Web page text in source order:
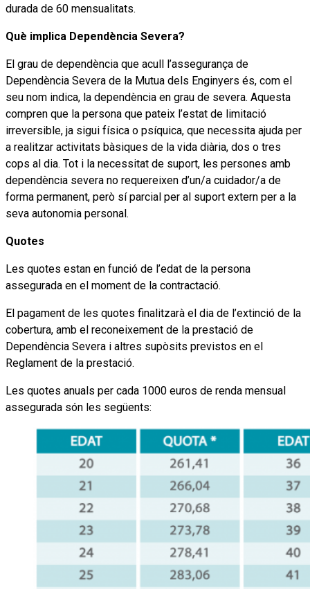
durada de 60 mensualitats.
Què implica Dependència Severa?
El grau de dependència que acull l’assegurança de
Dependència Severa de la Mutua dels Enginyers és, com el
seu nom indica, la dependència en grau de severa. Aquesta
compren que la persona que pateix l’estat de limitació
irreversible, ja sigui física o psíquica, que necessita ajuda per
a realitzar activitats bàsiques de la vida diària, dos o tres
cops al dia. Tot i la necessitat de suport, les persones amb
dependència severa no requereixen d’un/a cuidador/a de
forma permanent, però sí parcial per al suport extern per a la
seva autonomia personal.
Quotes
Les quotes estan en funció de l’edat de la persona
assegurada en el moment de la contractació.
El pagament de les quotes finalitzarà el dia de l’extinció de la
cobertura, amb el reconeixement de la prestació de
Dependència Severa i altres supòsits previstos en el
Reglament de la prestació.
Les quotes anuals per cada 1000 euros de renda mensual
assegurada són les següents: